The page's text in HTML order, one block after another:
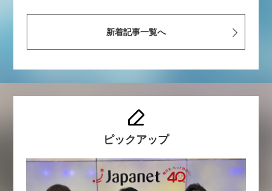
新着記事一覧へ
ピックアップ